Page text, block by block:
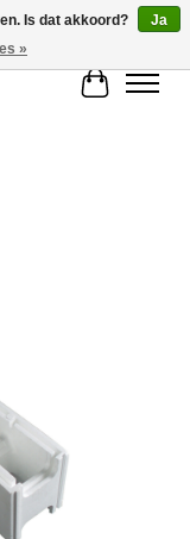
Is dat akkoord?
Ja
»